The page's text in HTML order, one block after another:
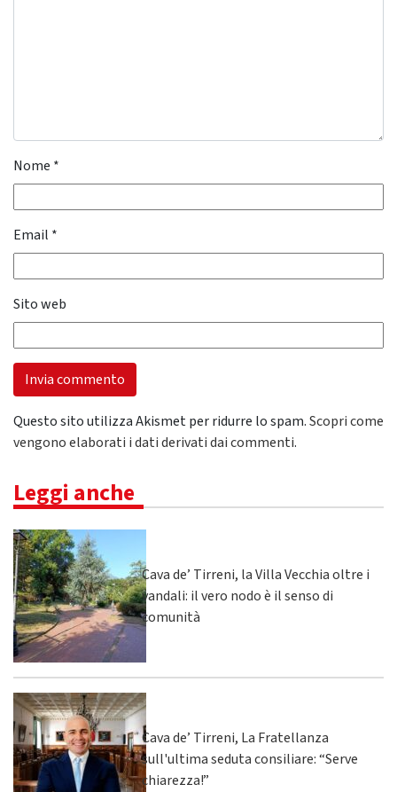
Nome *
Email *
Sito web
Questo sito utilizza Akismet per ridurre lo spam.Scopri come
vengono elaborati i dati derivati dai commenti.
Leggi anche
Cava de’ Tirreni, la Villa Vecchia oltre i
vandali: il vero nodo è il senso di
comunità
Cava de’ Tirreni, La Fratellanza
sull'ultima seduta consiliare: “Serve
chiarezza!”